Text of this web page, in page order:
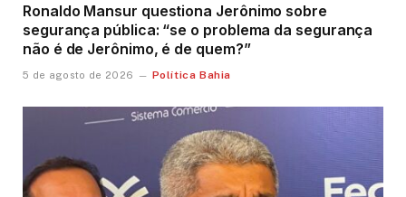
Ronaldo Mansur questiona Jerônimo sobre
segurança pública: “se o problema da segurança
não é de Jerônimo, é de quem?”
5 de agosto de 2026 Política Bahia